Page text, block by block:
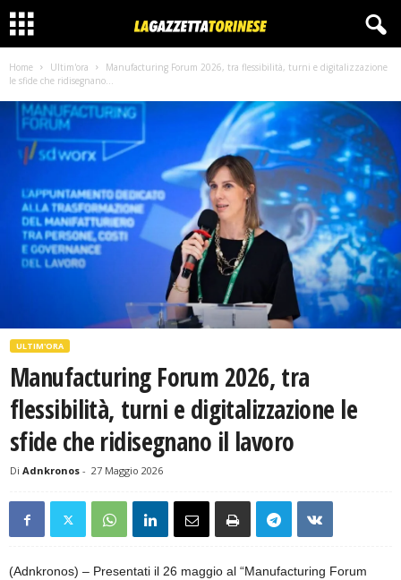
Home Ultim'ora
Manufacturing Forum 2026, tra flessibilità, turni e digitalizzazione
le sfide che ridisegnano...
ULTIM'ORA
Manufacturing Forum 2026, tra
flessibilità, turni e digitalizzazione le
sfide che ridisegnano il lavoro
Di Adnkronos - 27 Maggio 2026
(Adnkronos) – Presentati il 26 maggio al “Manufacturing Forum